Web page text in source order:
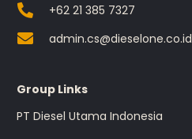
+62 21 385 7327
admin.cs@dieselone.co.id
Group Links
PT Diesel Utama Indonesia